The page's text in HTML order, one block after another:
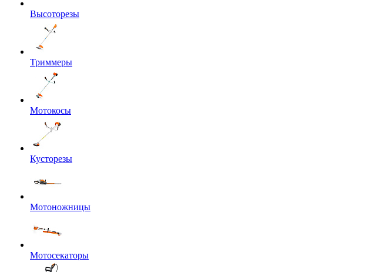
Высоторезы
Триммеры
Мотокосы
Кусторезы
Мотоножницы
Мотосекаторы